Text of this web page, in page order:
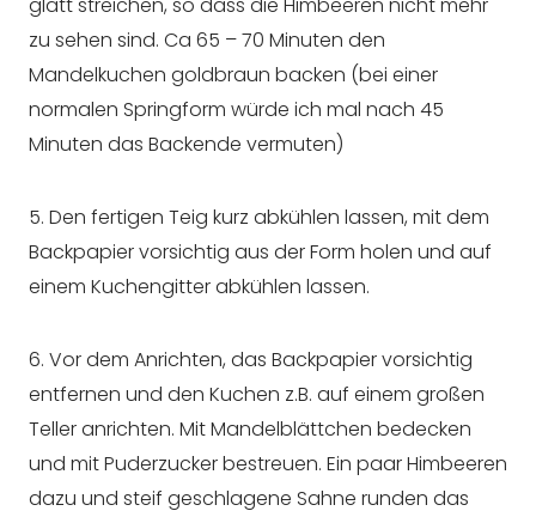
zu sehen sind. Ca 65 – 70 Minuten den
Mandelkuchen goldbraun backen (bei einer
normalen Springform würde ich mal nach 45
Minuten das Backende vermuten)
5. Den fertigen Teig kurz abkühlen lassen, mit dem
Backpapier vorsichtig aus der Form holen und auf
einem Kuchengitter abkühlen lassen.
6. Vor dem Anrichten, das Backpapier vorsichtig
entfernen und den Kuchen z.B. auf einem großen
Teller anrichten. Mit Mandelblättchen bedecken
und mit Puderzucker bestreuen. Ein paar Himbeeren
dazu und steif geschlagene Sahne runden das